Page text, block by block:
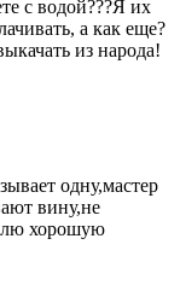
с водой???Я их
а как еще?
из народа!
одну,мастер
вину,не
хорошую